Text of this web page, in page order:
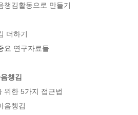
챙김활동으로 만들기
더하기
요 연구자료들
챙김
위한 5가지 접근법
음챙김